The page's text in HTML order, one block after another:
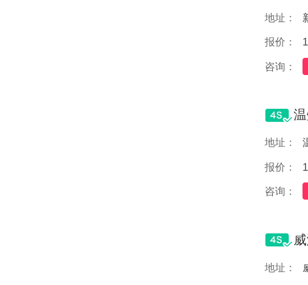
地址：
报价：
咨询：
地址：
报价：
咨询：
地址：